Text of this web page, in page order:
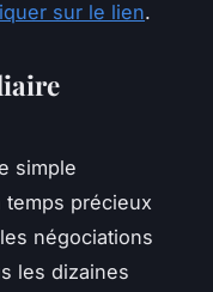
sur le lien.
simple
temps précieux
négociations
les dizaines